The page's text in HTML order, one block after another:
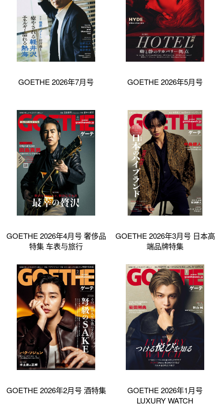
GOETHE 2026年7月号 GOETHE 2026年5月号
GOETHE 2026年4月号 奢侈品
特集 车表与旅行
GOETHE 2026年3月号 日本高
端品牌特集
GOETHE 2026年2月号 酒特集
GOETHE 2026年1月号
LUXURY WATCH